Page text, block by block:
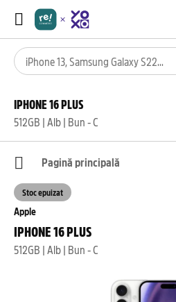
IPHONE 16 PLUS
512GB | Alb | Bun - C
Pagină principală
Apple
IPHONE 16 PLUS
512GB | Alb | Bun - C
Stoc epuizat